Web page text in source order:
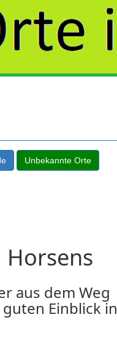
aus dem Weg
Einblick in